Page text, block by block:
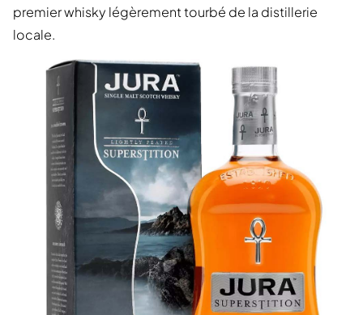
premier whisky légèrement tourbé de la distillerie
locale.